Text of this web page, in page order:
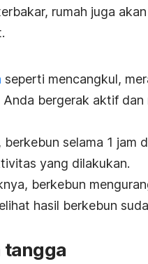
rumah juga
seperti mencangkul,
bergerak aktif
, berkebun selama 1 jam
yang dilakukan.
berkebun
hasil berkebun
tangga